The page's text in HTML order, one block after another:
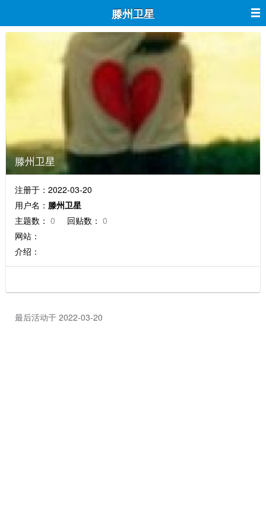
滕州卫星
滕州卫星
注册于：2022-03-20
用户名： 滕州卫星
主题数： 0 回贴数： 0
网站：
介绍：
最后活动于 2022-03-20